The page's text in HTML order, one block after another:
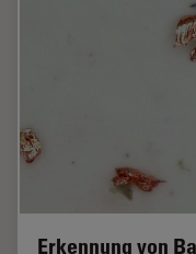
Erkennung von